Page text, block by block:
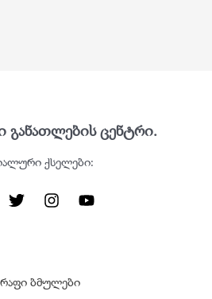
ცენტრი.
ქსელები:
ბმულები